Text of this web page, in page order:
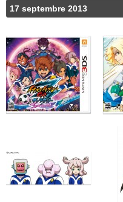
17 septembre 2013